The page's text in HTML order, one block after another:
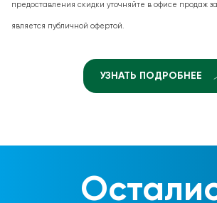
предоставления скидки уточняйте в офисе продаж
является публичной офертой.
УЗНАТЬ ПОДРОБНЕЕ